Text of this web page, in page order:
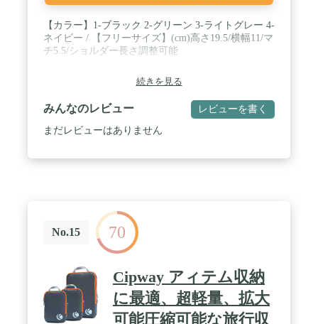
【カラー】1-ブラック 2-グリーン 3-ライトグレー 4-
ネイビー / 【フリーサイズ】(cm)高さ19.5/横幅11/マ
チ5.5/ショルダー長さ調整可能
続きを見る
みんなのレビュー レビューを書く
まだレビューはありません
No.15 70
Cipway アィテム収納
に最適、超軽量、拡大
可能圧縮可能な旅行収